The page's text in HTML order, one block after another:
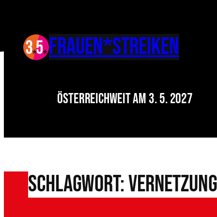
springen FRAUEN*Streiken
Österreichweit am 3. 5. 2027
Schlagwort:Vernetzung